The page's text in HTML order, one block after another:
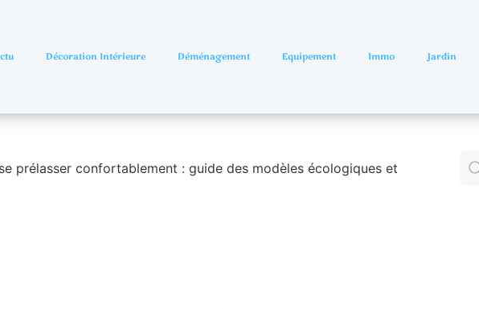
Décoration Intérieure Déménagement Equipement Immo Jardin
prélasser confortablement : guide des modèles écologiques et